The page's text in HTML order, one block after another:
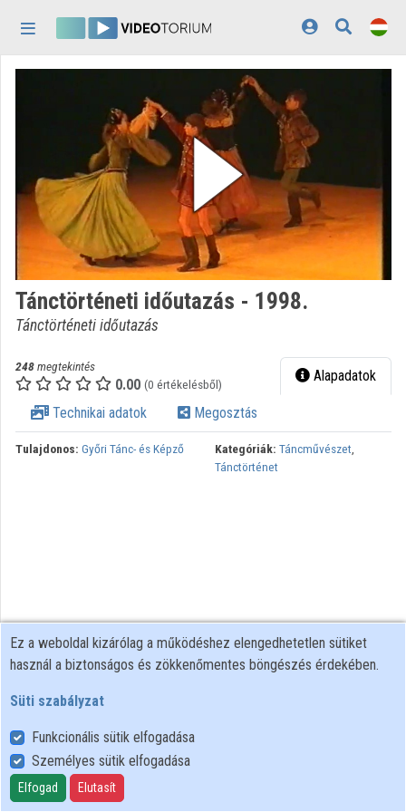
Felfedezés
Kategóriák
Lejátszási listák
Intézmények
Közreműködők
Tánctörténeti időutazás - 1998.
Tánctörténeti időutazás
248megtekintés
0.00 (0 értékelésből) Alapadatok
Technikai adatok Megosztás
Tulajdonos: Győri Tánc- és Képző Kategóriák: Táncművészet,
Tánctörténet
Felhasználói szabályzat
Adatkezelési tájékoztató
Süti szabályzat
Ez a weboldal kizárólag a működéshez elengedhetetlen sütiket
használ a biztonságos és zökkenőmentes böngészés érdekében.
Süti szabályzat
Funkcionális sütik elfogadása
Személyes sütik elfogadása
Elfogad Elutasít